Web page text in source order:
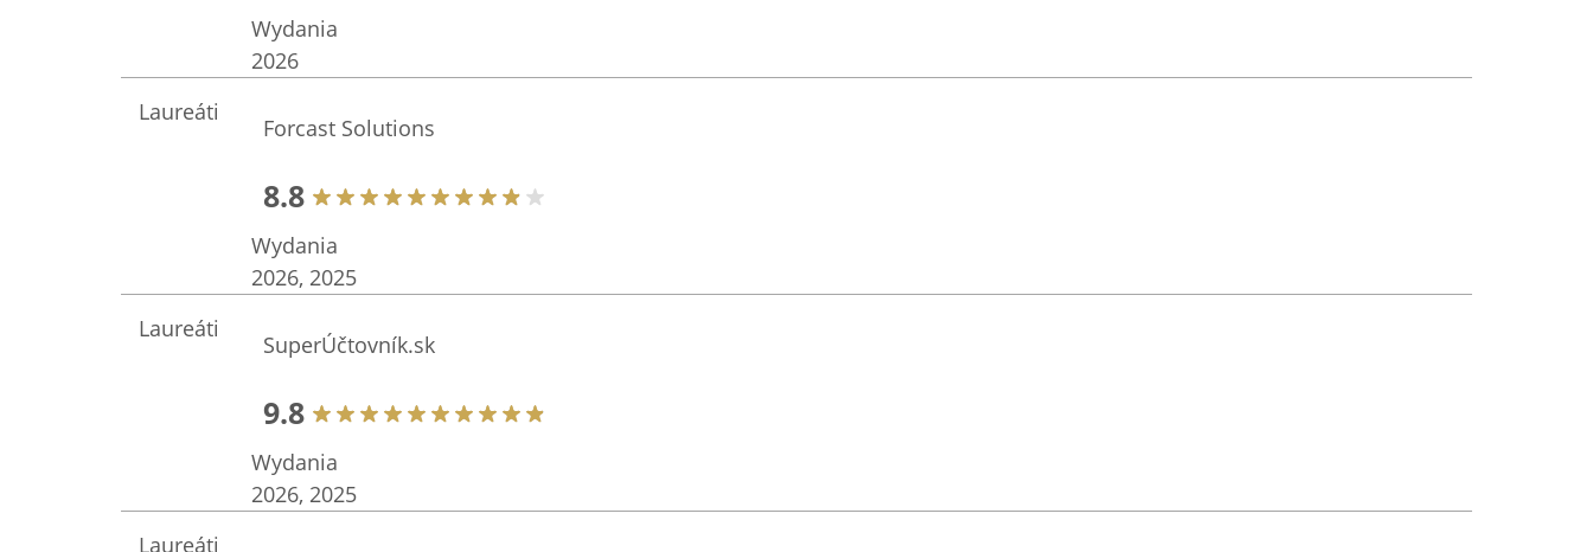
Wydania
2026
Laureáti
Forcast Solutions
8.8
Wydania
2026, 2025
Laureáti
SuperÚčtovník.sk
9.8
Wydania
2026, 2025
Laureáti